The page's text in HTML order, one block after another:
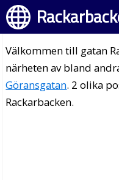
Välkommen till gatan
närheten av bland
Göransgatan. 2 olika
Rackarbacken.